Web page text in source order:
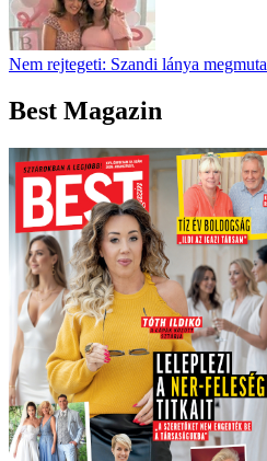
Nem rejtegeti: Szandi lánya
Best Magazin